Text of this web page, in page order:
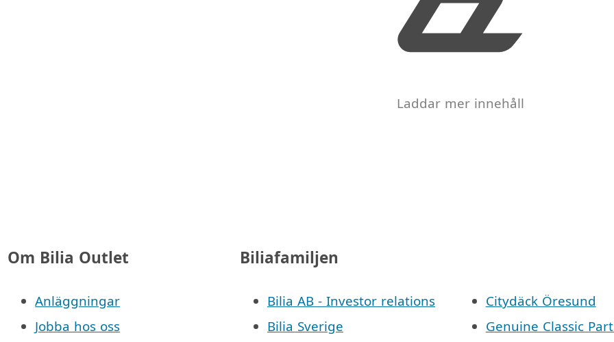
Laddar mer innehåll
Om Bilia Outlet
Anläggningar
Jobba hos oss
Biliafamiljen
Bilia AB - Investor relations
Bilia Sverige
Citydäck Öresund
Genuine Classic